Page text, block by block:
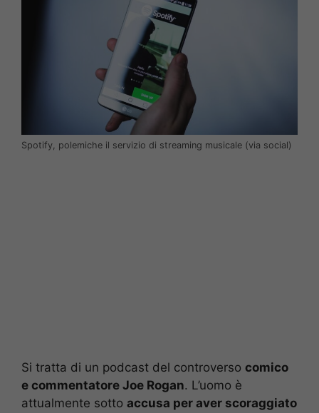
Spotify, polemiche il servizio di streaming musicale (via social)
Si tratta di un podcast del controverso comico
e commentatore Joe Rogan. L’uomo è
attualmente sotto accusa per aver scoraggiato